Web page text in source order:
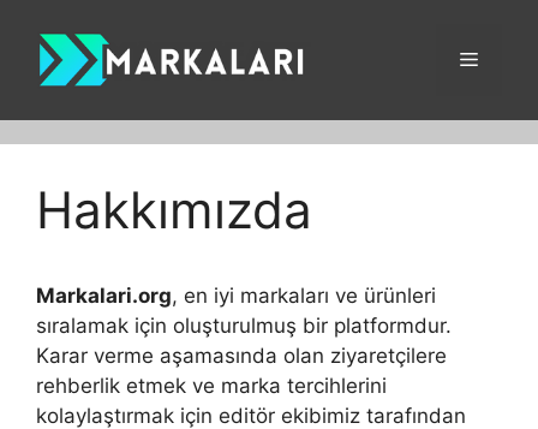
Menü
Hakkımızda
Markalari.org, en iyi markaları ve ürünleri
sıralamak için oluşturulmuş bir platformdur.
Karar verme aşamasında olan ziyaretçilere
rehberlik etmek ve marka tercihlerini
kolaylaştırmak için editör ekibimiz tarafından